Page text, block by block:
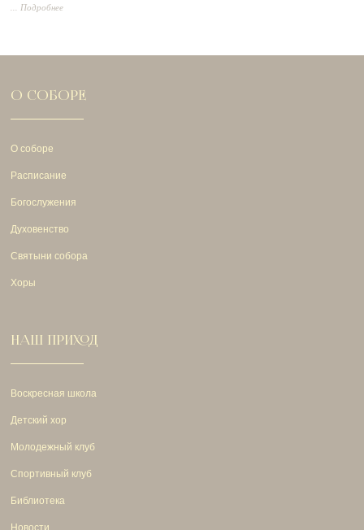
... Подробнее
О СОБОРЕ
О соборе
Расписание
Богослужения
Духовенство
Святыни собора
Хоры
НАШ ПРИХОД
Воскресная школа
Детский хор
Молодежный клуб
Спортивный клуб
Библиотека
Новости